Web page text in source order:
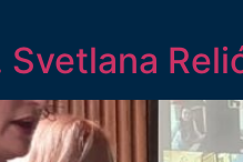
Svetlana